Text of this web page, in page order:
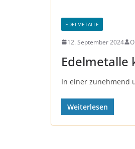
EDELMETALLE
12. September 2024
Edelmetalle
In einer zunehmend
Weiterlesen